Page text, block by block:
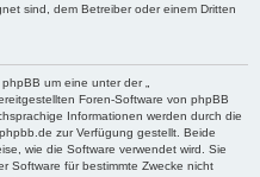
sind, dem Betreiber oder einem Dritten
um eine unter der „
Foren-Software von phpBB
Informationen werden durch die
zur Verfügung gestellt. Beide
wie die Software verwendet wird. Sie
Software für bestimmte Zwecke nicht